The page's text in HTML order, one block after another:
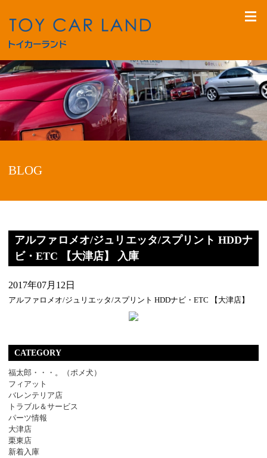
BLOG
アルファロメオ/ジュリエッタ/スプリント HDDナ
ビ・ETC 【大津店】 入庫
2017年07月12日
アルファロメオ/ジュリエッタ/スプリント HDDナビ・ETC 【大津店】
CATEGORY
福太郎・・・。（ポメ犬）
フィアット
バレンテリア店
トラブル＆サービス
パーツ情報
大津店
栗東店
新着入庫